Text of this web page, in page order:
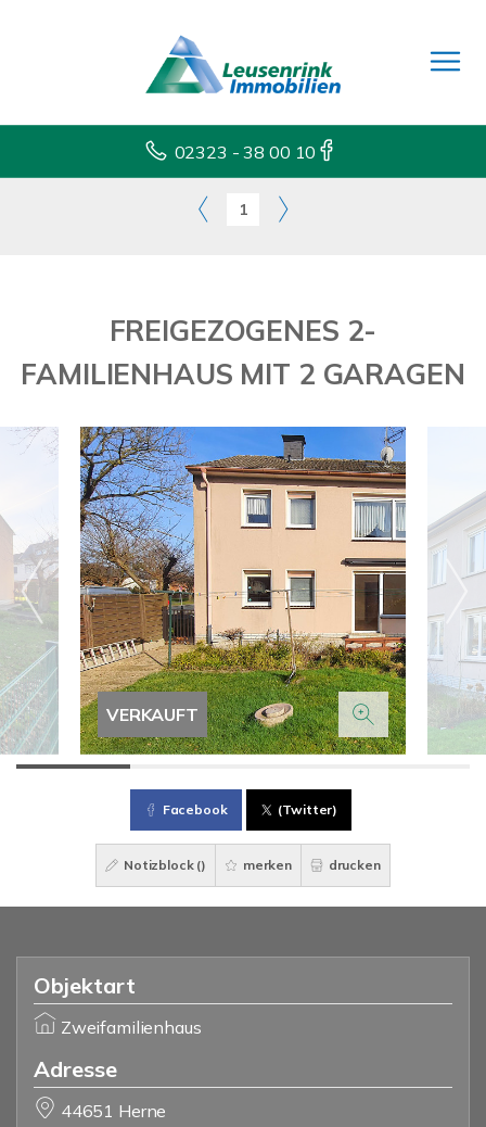
02323 - 38 00 10
1
FREIGEZOGENES 2-
FAMILIENHAUS MIT 2 GARAGEN
VERKAUFT
Facebook (Twitter)
Notizblock () merken drucken
Objektart
Zweifamilienhaus
Adresse
44651 Herne